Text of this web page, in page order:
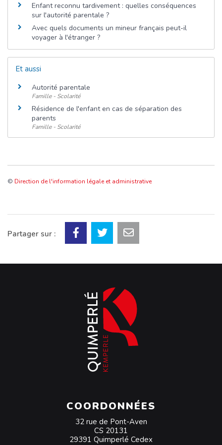
Enfant reconnu tardivement : quelles conséquences
sur l'autorité parentale ?
Avec quels documents un mineur français peut-il
voyager à l'étranger ?
Et aussi
Autorité parentale
Famille - Scolarité
Résidence de l'enfant en cas de séparation des
parents
Famille - Scolarité
© Direction de l'information légale et administrative
Partager sur :
COORDONNÉES
32 rue de Pont-Aven
CS 20131
29391 Quimperlé Cedex